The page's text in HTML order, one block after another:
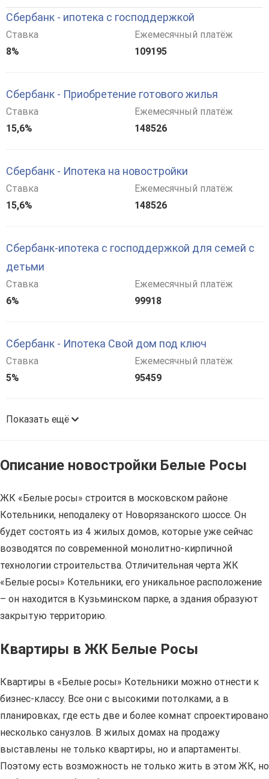
Сбербанк - ипотека с господдержкой
Ставка
8%
Ежемесячный платёж
109195
Сбербанк - Приобретение готового жилья
Ставка
15,6%
Ежемесячный платёж
148526
Сбербанк - Ипотека на новостройки
Ставка
15,6%
Ежемесячный платёж
148526
Сбербанк-ипотека с господдержкой для семей с
детьми
Ставка
6%
Ежемесячный платёж
99918
Сбербанк - Ипотека Свой дом под ключ
Ставка
5%
Ежемесячный платёж
95459
Показать ещё
Описание новостройки Белые Росы
ЖК «Белые росы» строится в московском районе
Котельники, неподалеку от Новорязанского шоссе. Он
будет состоять из 4 жилых домов, которые уже сейчас
возводятся по современной монолитно-кирпичной
технологии строительства. Отличительная черта ЖК
«Белые росы» Котельники, его уникальное расположение
– он находится в Кузьминском парке, а здания образуют
закрытую территорию.
Квартиры в ЖК Белые Росы
Квартиры в «Белые росы» Котельники можно отнести к
бизнес-классу. Все они с высокими потолками, а в
планировках, где есть две и более комнат спроектировано
несколько санузлов. В жилых домах на продажу
выставлены не только квартиры, но и апартаменты.
Поэтому есть возможность не только жить в этом ЖК, но